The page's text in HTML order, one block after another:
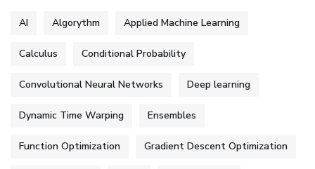
AI Algorythm Applied Machine Learning
Calculus Conditional Probability
Convolutional Neural Networks Deep learning
Dynamic Time Warping Ensembles
Function Optimization Gradient Descent Optimization